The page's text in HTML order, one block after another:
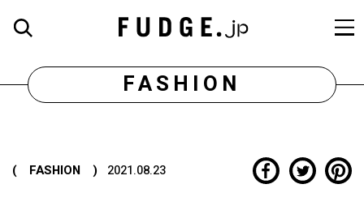
FASHION
( FASHION ) 2021.08.23